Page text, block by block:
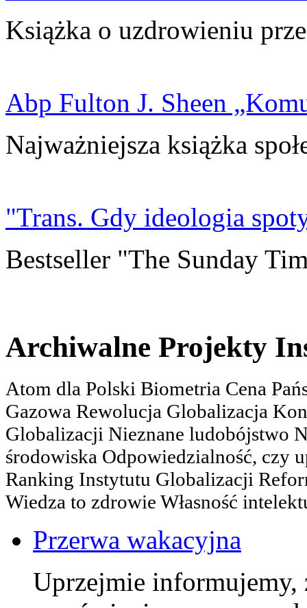
Książka o uzdrowieniu
Abp Fulton J. Sheen
Najważniejsza książka
"Trans. Gdy ideologia
Bestseller "The Sunday
Archiwalne Projekty
Atom dla Polski Biometria Cena
Gazowa Rewolucja Globalizacja
Globalizacji Nieznane ludobójstwo
środowiska Odpowiedzialność, czy
Ranking Instytutu Globalizacji
Wiedza to zdrowie Własność
Przerwa wakacyjna
Uprzejmie informujemy,